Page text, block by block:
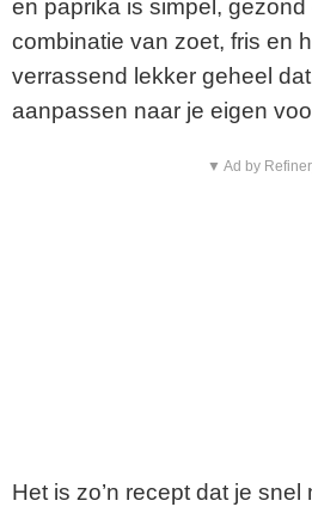
en paprika is simpel,
combinatie van zoet, fris en
verrassend lekker geheel
aanpassen naar je eigen
▼ Ad by
Het is zo’n recept dat je snel